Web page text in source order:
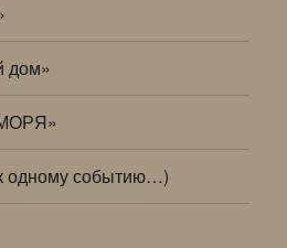
дом»
одному событию…)